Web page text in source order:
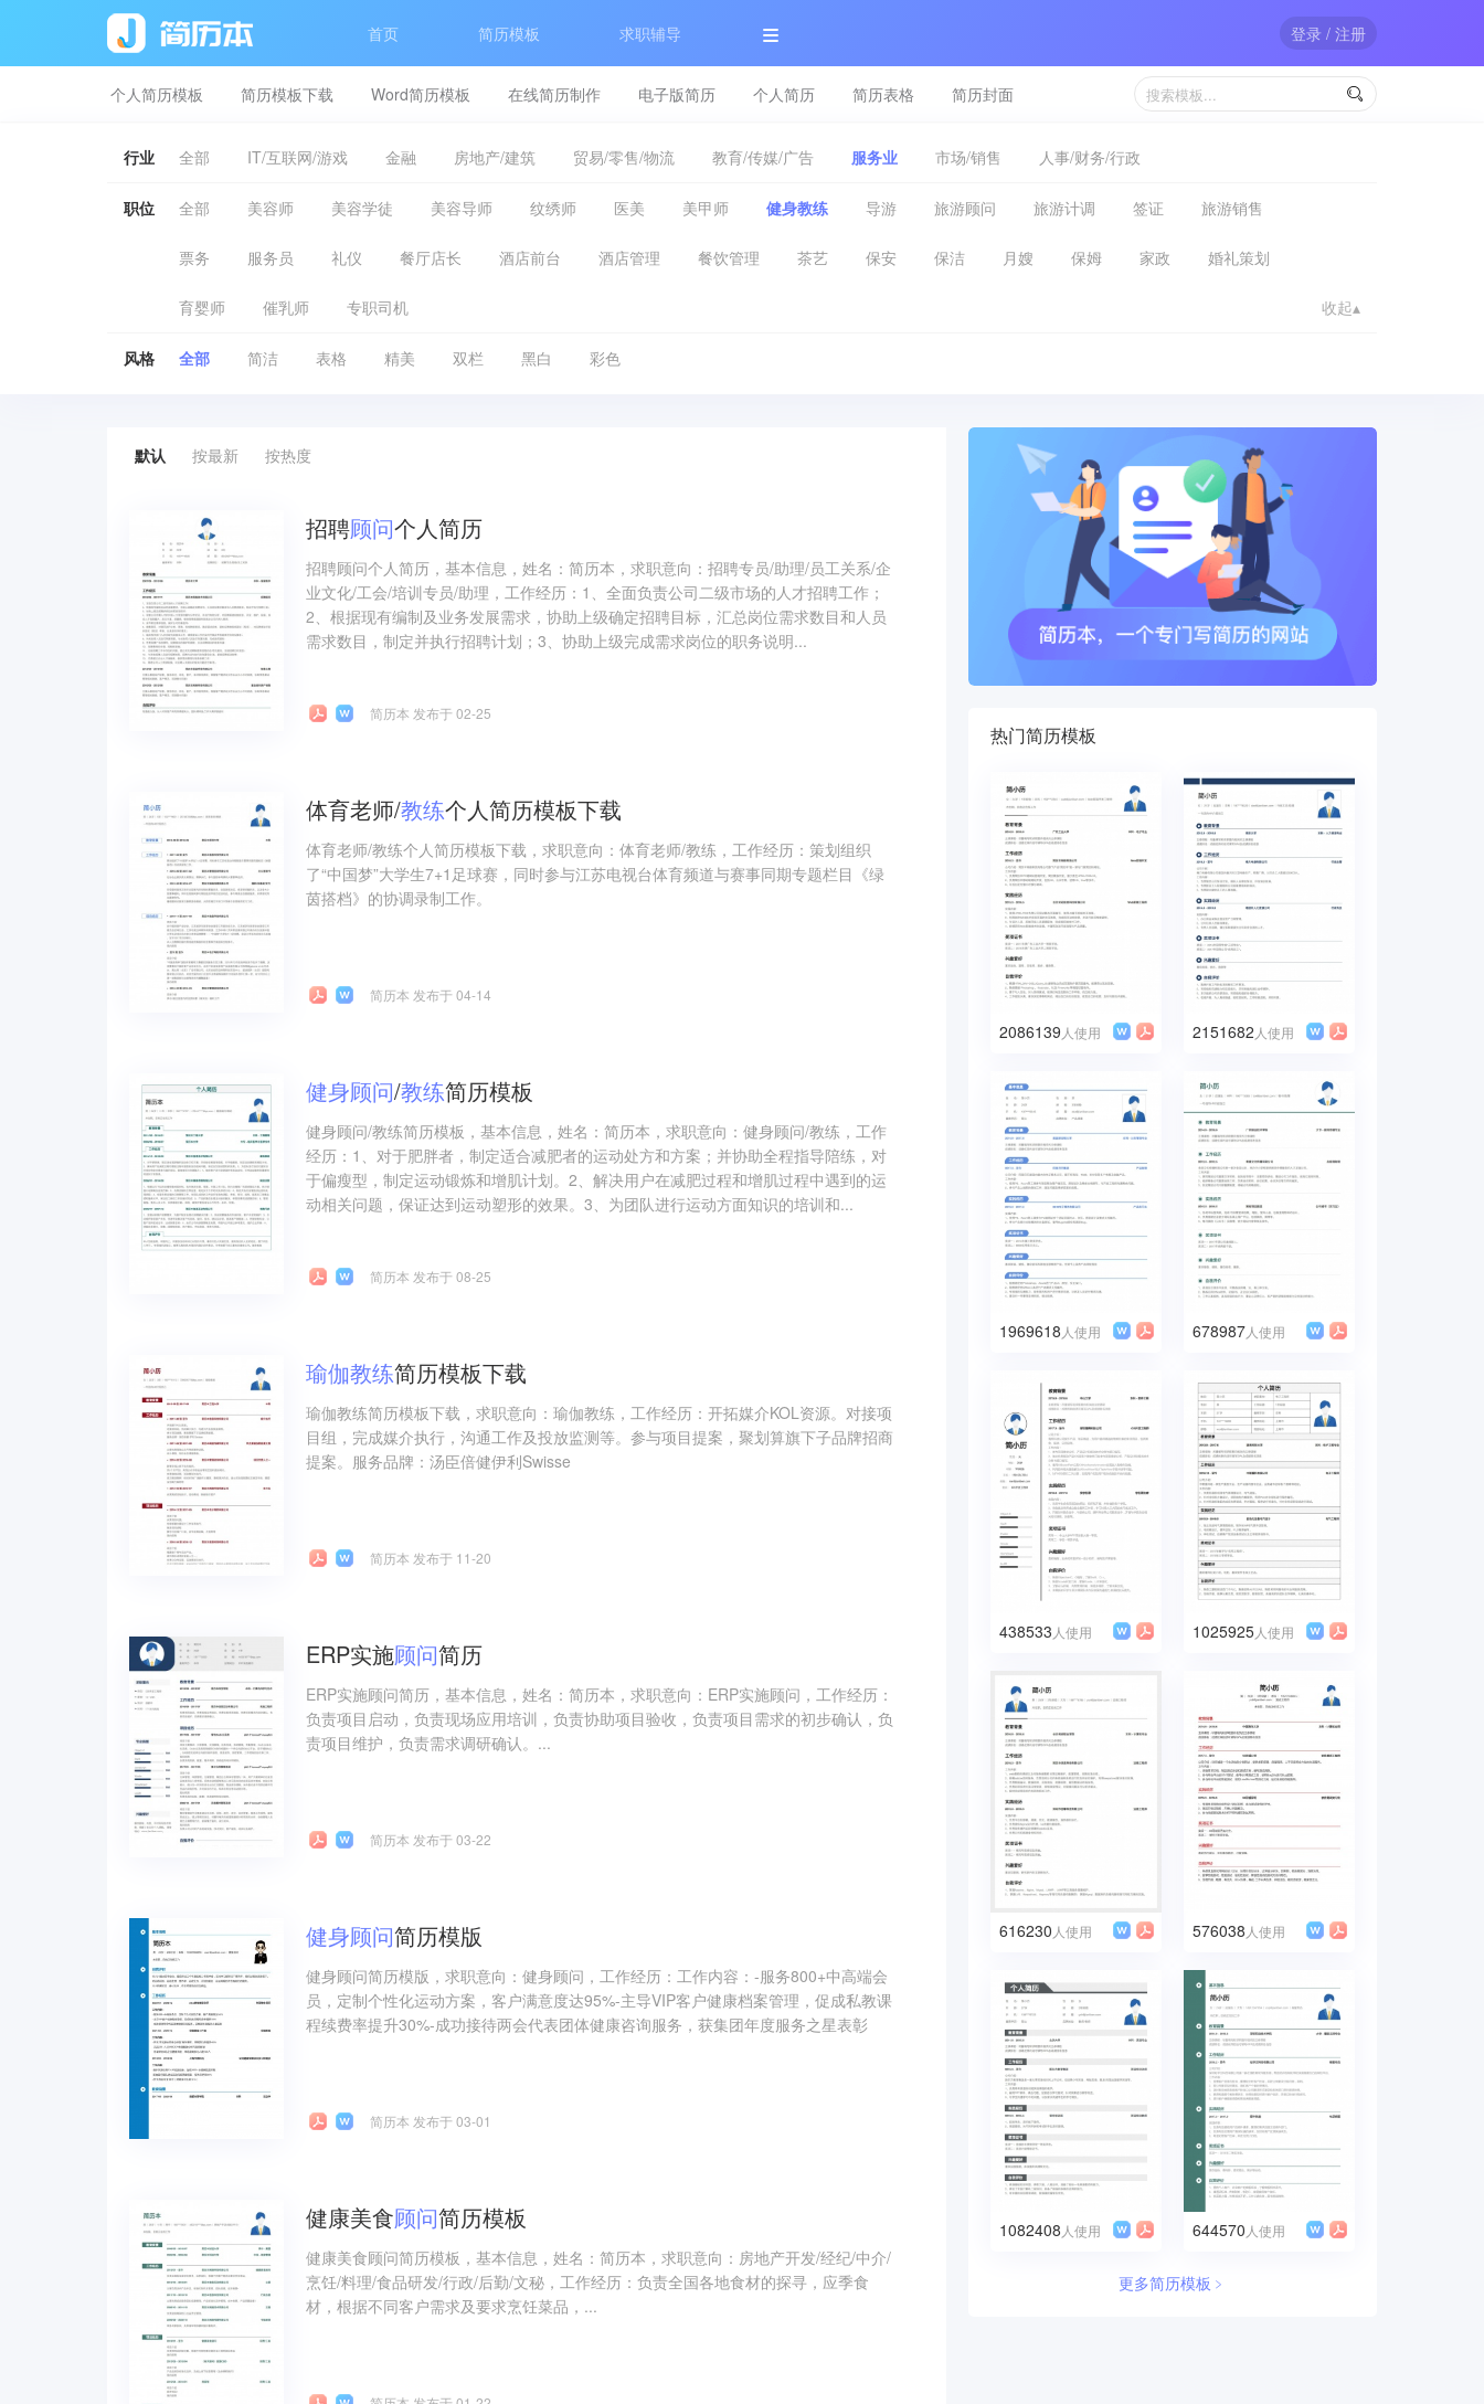
首页 简历模板 求职辅导 登录 / 注册
个人简历模板 简历模板下载 Word简历模板 在线简历制作 电子版简历 个人简历 简历表格 简历封面 
行业 全部 IT/互联网/游戏 金融 房地产/建筑 贸易/零售/物流 教育/传媒/广告 服务业 市场/销售 人事/财务/行政
职位 全部 美容师 美容学徒 美容导师 纹绣师 医美 美甲师 健身教练 导游 旅游顾问 旅游计调 签证 旅游销售
票务 服务员 礼仪 餐厅店长 酒店前台 酒店管理 餐饮管理 茶艺 保安 保洁 月嫂 保姆 家政 婚礼策划
育婴师 催乳师 专职司机 收起▴
风格 全部 简洁 表格 精美 双栏 黑白 彩色
默认 按最新 按热度
招聘顾问个人简历
招聘顾问个人简历，基本信息，姓名：简历本，求职意向：招聘专员/助理/员工关系/企
业文化/工会/培训专员/助理，工作经历：1、全面负责公司二级市场的人才招聘工作；
2、根据现有编制及业务发展需求，协助上级确定招聘目标，汇总岗位需求数目和人员
需求数目，制定并执行招聘计划；3、协助上级完成需求岗位的职务说明...
简历本 发布于 02-25
体育老师/教练个人简历模板下载
体育老师/教练个人简历模板下载，求职意向：体育老师/教练，工作经历：策划组织
了“中国梦”大学生7+1足球赛，同时参与江苏电视台体育频道与赛事同期专题栏目《绿
茵搭档》的协调录制工作。
简历本 发布于 04-14
健身顾问/教练简历模板
健身顾问/教练简历模板，基本信息，姓名：简历本，求职意向：健身顾问/教练，工作
经历：1、对于肥胖者，制定适合减肥者的运动处方和方案；并协助全程指导陪练，对
于偏瘦型，制定运动锻炼和增肌计划。2、解决用户在减肥过程和增肌过程中遇到的运
动相关问题，保证达到运动塑形的效果。3、为团队进行运动方面知识的培训和...
简历本 发布于 08-25
瑜伽教练简历模板下载
瑜伽教练简历模板下载，求职意向：瑜伽教练，工作经历：开拓媒介KOL资源。对接项
目组，完成媒介执行，沟通工作及投放监测等。参与项目提案，聚划算旗下子品牌招商
提案。服务品牌：汤臣倍健伊利Swisse
简历本 发布于 11-20
ERP实施顾问简历
ERP实施顾问简历，基本信息，姓名：简历本，求职意向：ERP实施顾问，工作经历：
负责项目启动，负责现场应用培训，负责协助项目验收，负责项目需求的初步确认，负
责项目维护，负责需求调研确认。...
简历本 发布于 03-22
健身顾问简历模版
健身顾问简历模版，求职意向：健身顾问，工作经历：工作内容：-服务800+中高端会
员，定制个性化运动方案，客户满意度达95%-主导VIP客户健康档案管理，促成私教课
程续费率提升30%-成功接待两会代表团体健康咨询服务，获集团年度服务之星表彰
简历本 发布于 03-01
健康美食顾问简历模板
健康美食顾问简历模板，基本信息，姓名：简历本，求职意向：房地产开发/经纪/中介/
烹饪/料理/食品研发/行政/后勤/文秘，工作经历：负责全国各地食材的探寻，应季食
材，根据不同客户需求及要求烹饪菜品，...
热门简历模板
2086139 人使用 2151682 人使用
1969618 人使用 678987人使用
438533 人使用 1025925人使用
616230 人使用 576038 人使用
1082408人使用 644570人使用
更多简历模板﹥